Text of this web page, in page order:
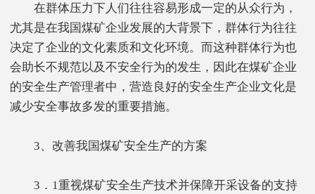
在群体压力下人们往往容易形成一定的从众行为，
尤其是在我国煤矿企业发展的大背景下，群体行为往往
决定了企业的文化素质和文化环境。而这种群体行为也
会助长不规范以及不安全行为的发生，因此在煤矿企业
的安全生产管理者中，营造良好的安全生产企业文化是
减少安全事故多发的重要措施。
3、改善我国煤矿安全生产的方案
3．1重视煤矿安全生产技术并保障开采设备的支持